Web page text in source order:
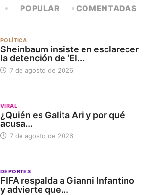
POPULAR COMENTADAS
POLÍTICA
Sheinbaum insiste en esclarecer
la detención de ‘El...
7 de agosto de 2026
VIRAL
¿Quién es Galita Ari y por qué
acusa...
7 de agosto de 2026
DEPORTES
FIFA respalda a Gianni Infantino
y advierte que...